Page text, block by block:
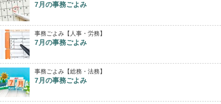
7月の事務ごよみ
事務ごよみ【人事・労務】
7月の事務ごよみ
事務ごよみ【総務・法務】
7月の事務ごよみ